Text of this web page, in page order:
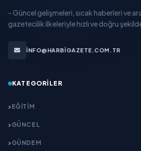
- Güncel gelişmeleri, sıcak haberleri ve
gazetecilik ilkeleriyle hızlı ve doğru
INFO@HARBIGAZETE.COM.TR
KATEGORILER
EĞITIM
GÜNCEL
GÜNDEM